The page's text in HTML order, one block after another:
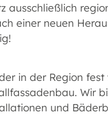
ausschließlich
einer neuen
in der Region
Wir
und